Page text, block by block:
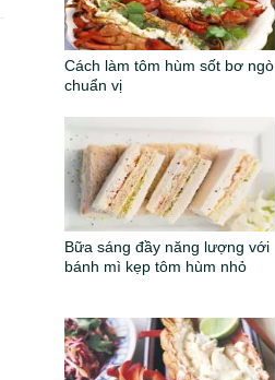
Cách làm tôm hùm sốt bơ ngò
chuẩn vị
Bữa sáng đầy năng lượng với
bánh mì kẹp tôm hùm nhỏ